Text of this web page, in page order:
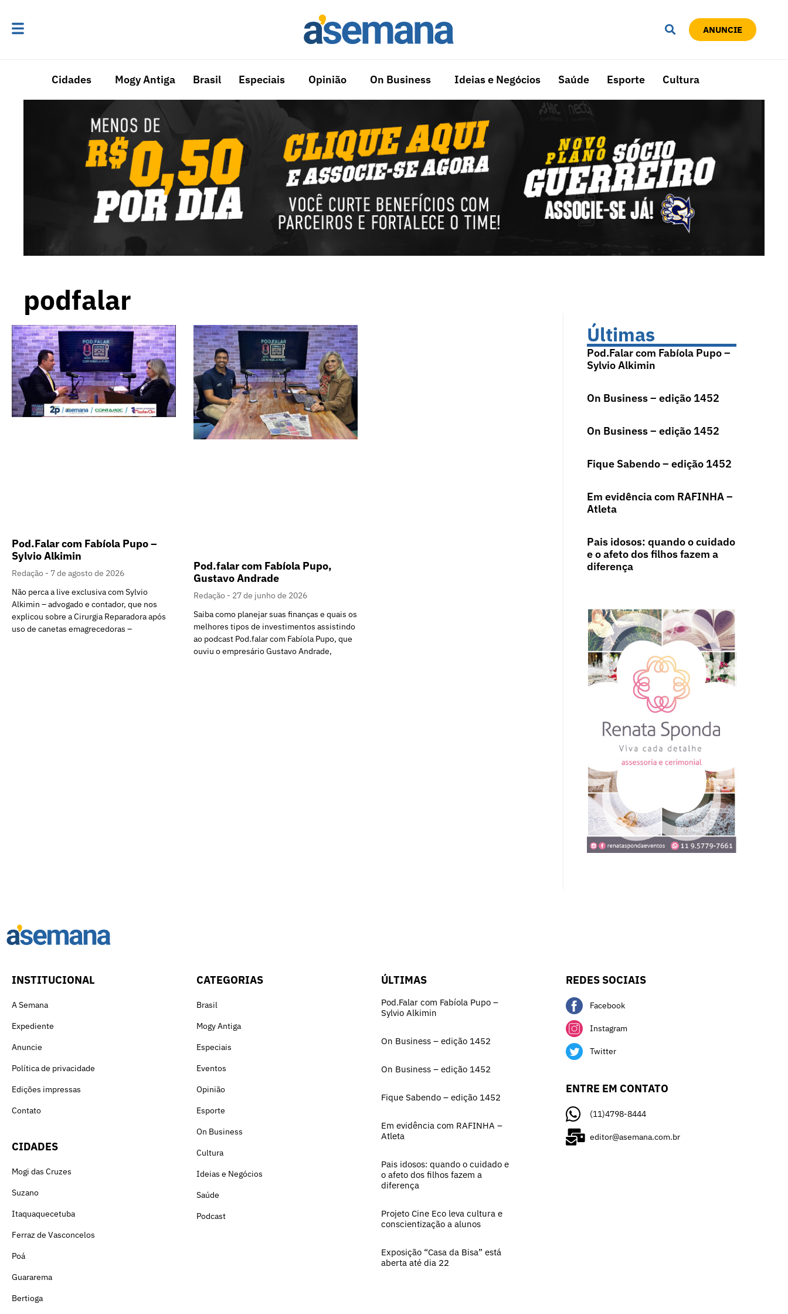
ANUNCIE
Cidades Mogy Antiga Brasil Especiais Opinião On Business Ideias e Negócios Saúde Esporte Cultura
podfalar
Pod.Falar com Fabíola Pupo –
Sylvio Alkimin
Redação
7 de agosto de 2026
Não perca a live exclusiva com Sylvio
Alkimin – advogado e contador, que nos
explicou sobre a Cirurgia Reparadora após
uso de canetas emagrecedoras –
Pod.falar com Fabíola Pupo,
Gustavo Andrade
Redação
27 de junho de 2026
Saiba como planejar suas finanças e quais os
melhores tipos de investimentos assistindo
ao podcast Pod.falar com Fabíola Pupo, que
ouviu o empresário Gustavo Andrade,
Últimas
Pod.Falar com Fabíola Pupo –
Sylvio Alkimin
On Business – edição 1452
On Business – edição 1452
Fique Sabendo – edição 1452
Em evidência com RAFINHA –
Atleta
Pais idosos: quando o cuidado
e o afeto dos filhos fazem a
diferença
INSTITUCIONAL
A Semana
Expediente
Anuncie
Política de privacidade
Edições impressas
Contato
CIDADES
Mogi das Cruzes
Suzano
Itaquaquecetuba
Ferraz de Vasconcelos
Poá
Guararema
Bertioga
CATEGORIAS
Brasil
Mogy Antiga
Especiais
Eventos
Opinião
Esporte
On Business
Cultura
Ideias e Negócios
Saúde
Podcast
ÚLTIMAS
Pod.Falar com Fabíola Pupo –
Sylvio Alkimin
On Business – edição 1452
On Business – edição 1452
Fique Sabendo – edição 1452
Em evidência com RAFINHA –
Atleta
Pais idosos: quando o cuidado e
o afeto dos filhos fazem a
diferença
Projeto Cine Eco leva cultura e
conscientização a alunos
Exposição “Casa da Bisa” está
aberta até dia 22
REDES SOCIAIS
Facebook
Instagram
Twitter
ENTRE EM CONTATO
(11)4798-8444
editor@asemana.com.br